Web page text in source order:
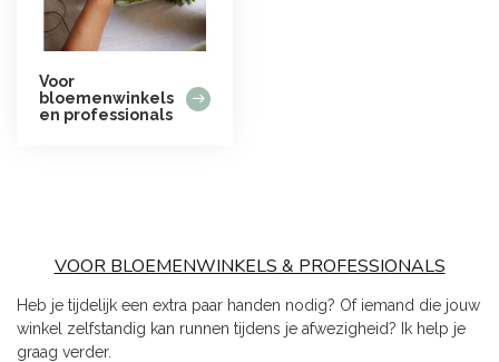
Voor
bloemenwinkels
en professionals
VOOR BLOEMENWINKELS & PROFESSIONALS
Heb je tijdelijk een extra paar handen nodig? Of iemand die jouw
winkel zelfstandig kan runnen tijdens je afwezigheid? Ik help je
graag verder.